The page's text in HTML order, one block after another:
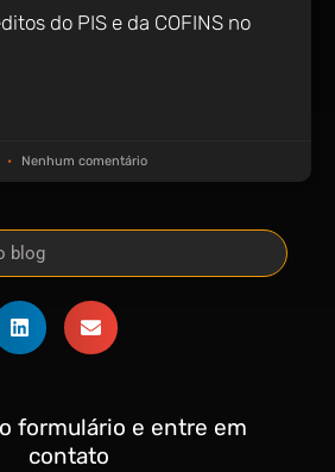
do PIS e da COFINS no
Nenhum comentário
formulário e entre em
contato